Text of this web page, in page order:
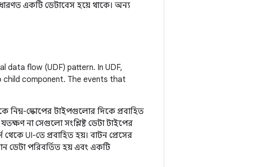
একটি ডেটাবেস হয়ে থাকে। অন্য
data flow (UDF) pattern. In UDF,
component. The events that
নিম্ন-স্কোপের টাইপগুলোর দিকে প্রবাহিত
না সেগুলো সংশ্লিষ্ট ডেটা টাইপের
UI-তে প্রবাহিত হয়। বাটন প্রেসের
ডেটা পরিবর্তিত হয় এবং একটি